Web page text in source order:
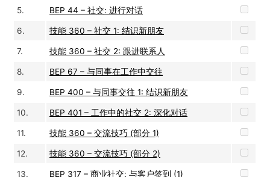
5. BEP 44 – 社交: 进行对话
6. 技能 360 – 社交 1: 结识新朋友
7. 技能 360 – 社交 2: 跟进联系人
8. BEP 67 – 与同事在工作中交往
9. BEP 400 – 与同事交往 1: 结识新朋友
10. BEP 401 – 工作中的社交 2: 深化对话
11. 技能 360 – 交流技巧 (部分 1)
12. 技能 360 – 交流技巧 (部分 2)
13. BEP 317 – 商业社交: 与客户签到 (1)